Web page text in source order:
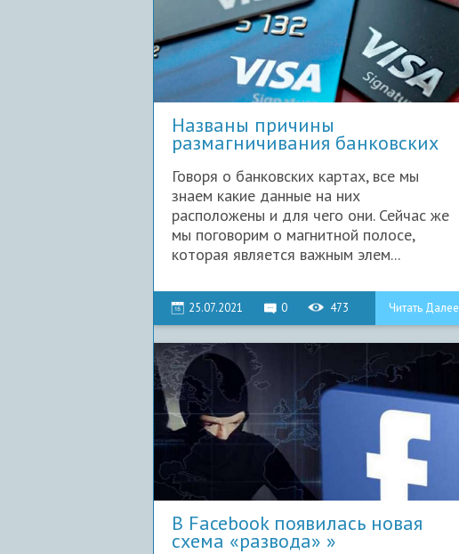
Названы причины
размагничивания банковских
карт
Говоря о банковских картах, все мы
знаем какие данные на них
расположены и для чего они. Сейчас же
мы поговорим о магнитной полосе,
которая является важным элем...
25.07.2021 0 473 Читать Далее
В Facebook появилась новая
схема «развода»